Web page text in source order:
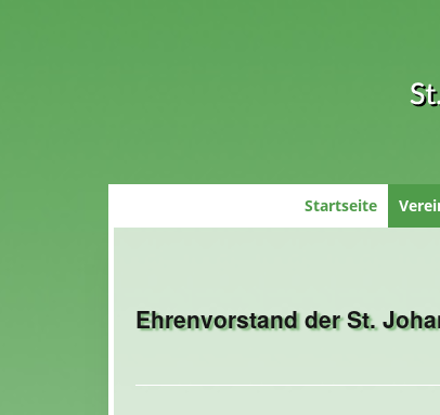
Startseite
Ehrenvorstand der St.